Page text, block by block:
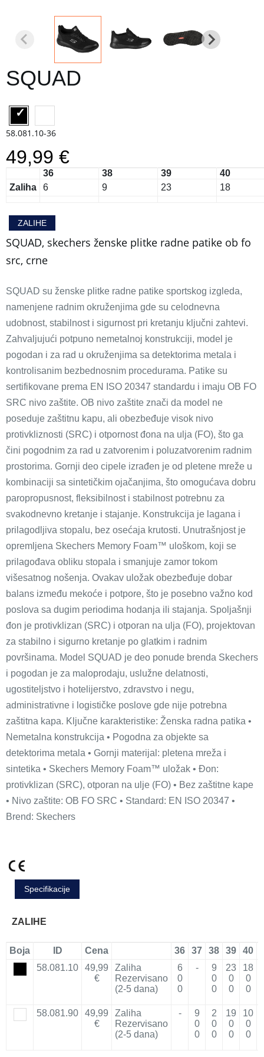
SQUAD
58.081.10-36
49,99 €
36 38 39
40
Zaliha
6 9 23 18
ZALIHE
SQUAD, skechers ženske plitke radne patike ob fo
src, crne
SQUAD su ženske plitke radne patike sportskog izgleda,
namenjene radnim okruženjima gde su celodnevna
udobnost, stabilnost i sigurnost pri kretanju ključni zahtevi.
Zahvaljujući potpuno nemetalnoj konstrukciji, model je
pogodan i za rad u okruženjima sa detektorima metala i
kontrolisanim bezbednosnim procedurama. Patike su
sertifikovane prema EN ISO 20347 standardu i imaju OB FO
SRC nivo zaštite. OB nivo zaštite znači da model ne
poseduje zaštitnu kapu, ali obezbeđuje visok nivo
protivkliznosti (SRC) i otpornost đona na ulja (FO), što ga
čini pogodnim za rad u zatvorenim i poluzatvorenim radnim
prostorima. Gornji deo cipele izrađen je od pletene mreže u
kombinaciji sa sintetičkim ojačanjima, što omogućava dobru
paropropusnost, fleksibilnost i stabilnost potrebnu za
svakodnevno kretanje i stajanje. Konstrukcija je lagana i
prilagodljiva stopalu, bez osećaja krutosti. Unutrašnjost je
opremljena Skechers Memory Foam™ uloškom, koji se
prilagođava obliku stopala i smanjuje zamor tokom
višesatnog nošenja. Ovakav uložak obezbeđuje dobar
balans između mekoće i potpore, što je posebno važno kod
poslova sa dugim periodima hodanja ili stajanja. Spoljašnji
đon je protivklizan (SRC) i otporan na ulja (FO), projektovan
za stabilno i sigurno kretanje po glatkim i radnim
površinama. Model SQUAD je deo ponude brenda Skechers
i pogodan je za maloprodaju, uslužne delatnosti,
ugostiteljstvo i hotelijerstvo, zdravstvo i negu,
administrativne i logističke poslove gde nije potrebna
zaštitna kapa. Ključne karakteristike: Ženska radna patika •
Nemetalna konstrukcija • Pogodna za objekte sa
detektorima metala • Gornji materijal: pletena mreža i
sintetika • Skechers Memory Foam™ uložak • Đon:
protivklizan (SRC), otporan na ulje (FO) • Bez zaštitne kape
• Nivo zaštite: OB FO SRC • Standard: EN ISO 20347 •
Brend: Skechers
Specifikacije
ZALIHE
Boja ID Cena 36 37 38 39 40
58.081.10
49,99
€
Zaliha
Rezervisano
(2-5 dana)
6
0
0
-
9
0
0
23
0
0
18
0
0
58.081.90
49,99
€
Zaliha
Rezervisano
(2-5 dana)
-
9
0
0
2
0
0
19
0
0
10
0
0